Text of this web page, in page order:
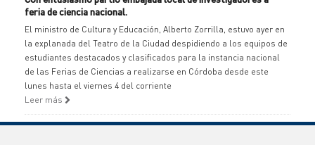
feria de ciencia nacional.
El ministro de Cultura y Educación, Alberto Zorrilla, estuvo ayer en
la explanada del Teatro de la Ciudad despidiendo a los equipos de
estudiantes destacados y clasificados para la instancia nacional
de las Ferias de Ciencias a realizarse en Córdoba desde este
lunes hasta el viernes 4 del corriente
Leer más